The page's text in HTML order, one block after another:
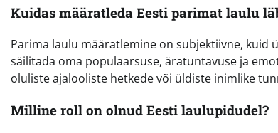
Kuidas määratleda Eesti parimat laulu
Parima laulu määratlemine on subjektiivne, kuid
säilitada oma populaarsuse, äratuntavuse ja
oluliste ajalooliste hetkede või üldiste inimlike
Milline roll on olnud Eesti laulupidudel?